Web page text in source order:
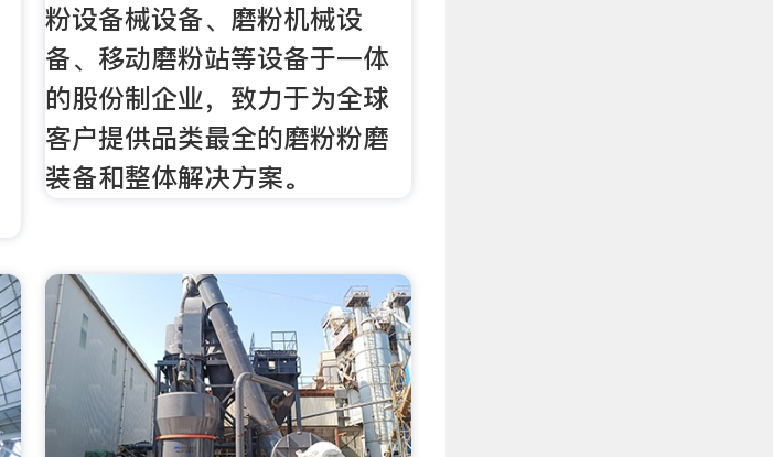
粉设备械设备、磨粉机械设
备、移动磨粉站等设备于一体
的股份制企业，致力于为全球
客户提供品类最全的磨粉粉磨
装备和整体解决方案。